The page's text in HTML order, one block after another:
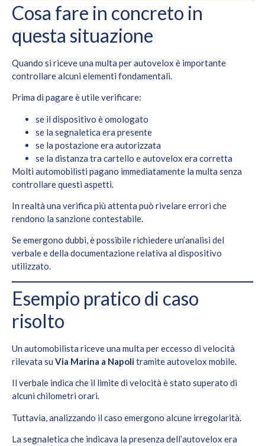
Cosa fare in concreto in
questa situazione
Quando si riceve una multa per autovelox è importante
controllare alcuni elementi fondamentali.
Prima di pagare è utile verificare:
se il dispositivo è omologato
se la segnaletica era presente
se la postazione era autorizzata
se la distanza tra cartello e autovelox era corretta
Molti automobilisti pagano immediatamente la multa senza
controllare questi aspetti.
In realtà una verifica più attenta può rivelare errori che
rendono la sanzione contestabile.
Se emergono dubbi, è possibile richiedere un’analisi del
verbale e della documentazione relativa al dispositivo
utilizzato.
Esempio pratico di caso
risolto
Un automobilista riceve una multa per eccesso di velocità
rilevata su Via Marina a Napolitramite autovelox mobile.
Il verbale indica che il limite di velocità è stato superato di
alcuni chilometri orari.
Tuttavia, analizzando il caso emergono alcune irregolarità.
La segnaletica che indicava la presenza dell’autovelox era